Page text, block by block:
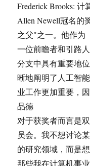
Frederick Brooks:
Allen Newell冠名的
之父"之一。他作为
一位前瞻者和引路
分支中具有重要地
晰地阐明了人工智
业工作更加重要，
品德
对于获奖者而言是
员会。我不想讨论
的研究领域，而是
那些我在计算机事